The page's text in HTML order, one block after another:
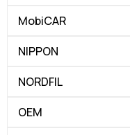
MobiCAR
NIPPON
NORDFIL
OEM